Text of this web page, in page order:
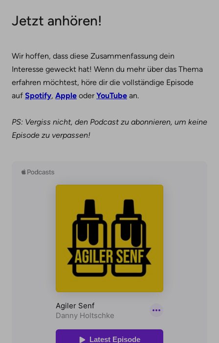
Jetzt anhören!
Wir hoffen, dass diese Zusammenfassung dein
Interesse geweckt hat! Wenn du mehr über das Thema
erfahren möchtest, höre dir die vollständige Episode
auf Spotify, Apple oderYouTube an.
PS: Vergiss nicht, den Podcast zu abonnieren, um keine
Episode zu verpassen!